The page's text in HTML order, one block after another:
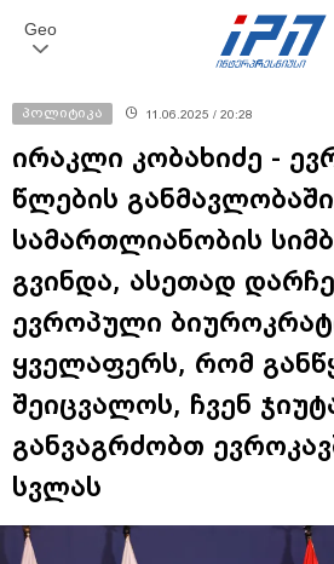
Geo
პოლიტიკა 11.06.2025 / 20:28
ირაკლი კობახიძე -
წლების
სამართლიანობის
გვინდა, ასეთად
ევროპული
ყველაფერს, რომ
შეიცვალოს, ჩვენ
განვაგრძობთ
სვლას